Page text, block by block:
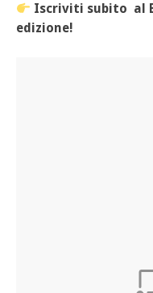
Iscriviti subito al
edizione!